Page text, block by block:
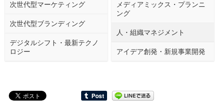
次世代型マーケティング
次世代型ブランディング
デジタルシフト・最新テクノ
ロジー
メディアミックス・プランニ
ング
人・組織マネジメント
アイデア創発・新規事業開発